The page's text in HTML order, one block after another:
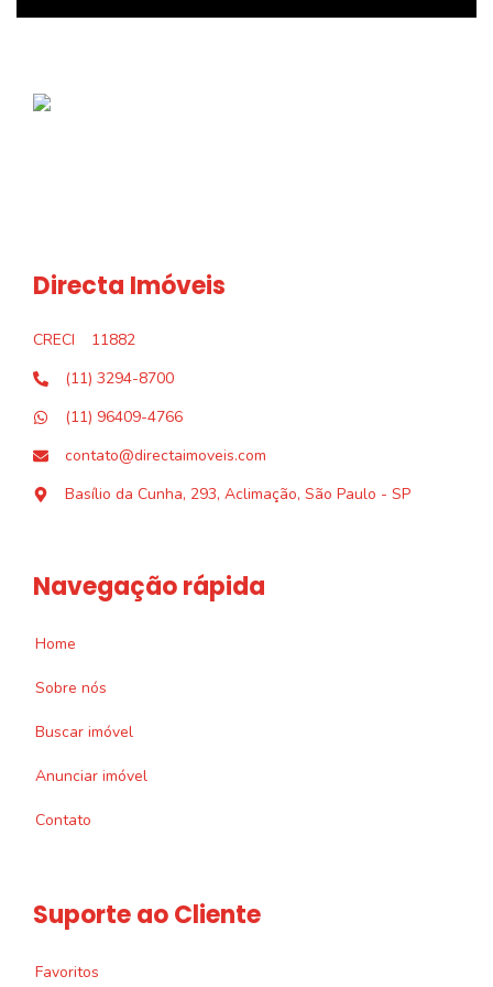
Directa Imóveis
CRECI
11882
(11) 3294-8700
(11) 96409-4766
contato@directaimoveis.com
Basílio da Cunha, 293, Aclimação, São Paulo - SP
Navegação rápida
Home
Sobre nós
Buscar imóvel
Anunciar imóvel
Contato
Suporte ao Cliente
Favoritos